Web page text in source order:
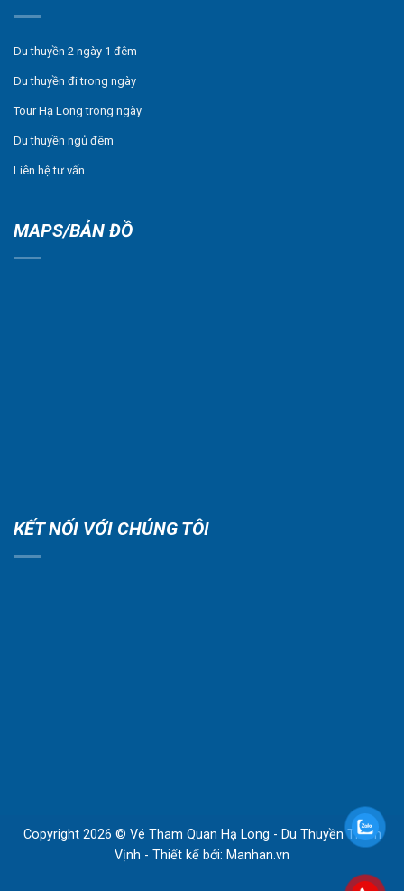
Du thuyền 2 ngày 1 đêm
Du thuyền đi trong ngày
Tour Hạ Long trong ngày
Du thuyền ngủ đêm
Liên hệ tư vấn
MAPS/BẢN ĐỒ
KẾT NỐI VỚI CHÚNG TÔI
Copyright 2026 © Vé Tham Quan Hạ Long - Du Thuyền Thăm
Vịnh - Thiết kế bởi: Manhan.vn